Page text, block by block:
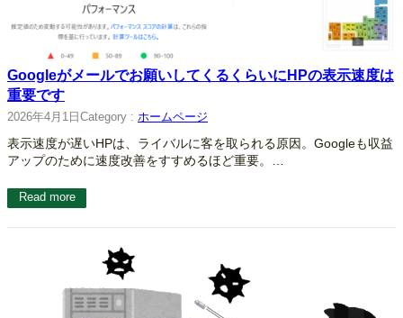
Googleがメールでお願いしてくるくらいにHPの表示速度は
重要です
2026年4月1日 Category : ホームページ
表示速度が遅いHPは、ライバルに客を取られる原因。Googleも収益
アップのために速度改善をすすめるほど重要。…
Read more